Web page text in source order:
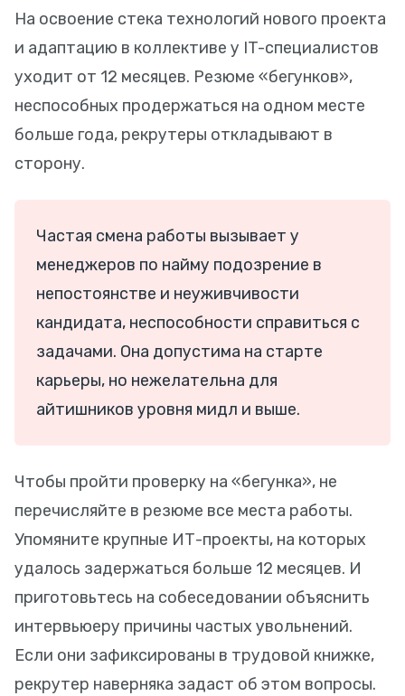
На освоение стека технологий нового проекта
и адаптацию в коллективе у IT-специалистов
уходит от 12 месяцев. Резюме «бегунков»,
неспособных продержаться на одном месте
больше года, рекрутеры откладывают в
сторону.
Частая смена работы вызывает у
менеджеров по найму подозрение в
непостоянстве и неуживчивости
кандидата, неспособности справиться с
задачами. Она допустима на старте
карьеры, но нежелательна для
айтишников уровня мидл и выше.
Чтобы пройти проверку на «бегунка», не
перечисляйте в резюме все места работы.
Упомяните крупные ИТ-проекты, на которых
удалось задержаться больше 12 месяцев. И
приготовьтесь на собеседовании объяснить
интервьюеру причины частых увольнений.
Если они зафиксированы в трудовой книжке,
рекрутер наверняка задаст об этом вопросы.